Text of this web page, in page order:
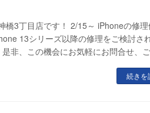
橋3丁目店です！ 2/15～ iPhoneの修理
13シリーズ以降の修理をご検討さ
是非、この機会にお気軽にお問合せ、
続きを